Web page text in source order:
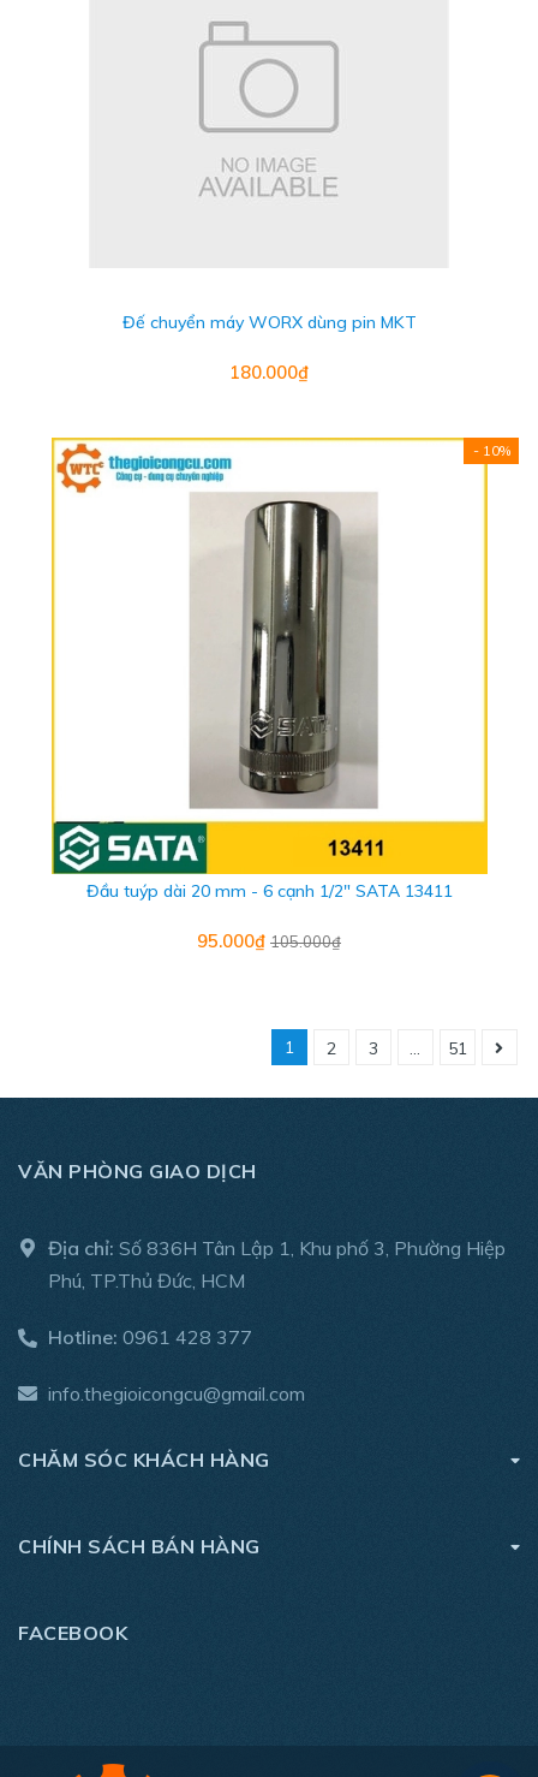
Đế chuyển máy WORX dùng pin MKT
180.000₫
- 10%
Đầu tuýp dài 20 mm - 6 cạnh 1/2" SATA 13411
95.000₫ 105.000₫
1 2 3 ... 51
VĂN PHÒNG GIAO DỊCH
Địa chỉ: Số 836H Tân Lập 1, Khu phố 3, Phường Hiệp
Phú, TP.Thủ Đức, HCM
Hotline: 0961 428 377
info.thegioicongcu@gmail.com
CHĂM SÓC KHÁCH HÀNG
CHÍNH SÁCH BÁN HÀNG
FACEBOOK